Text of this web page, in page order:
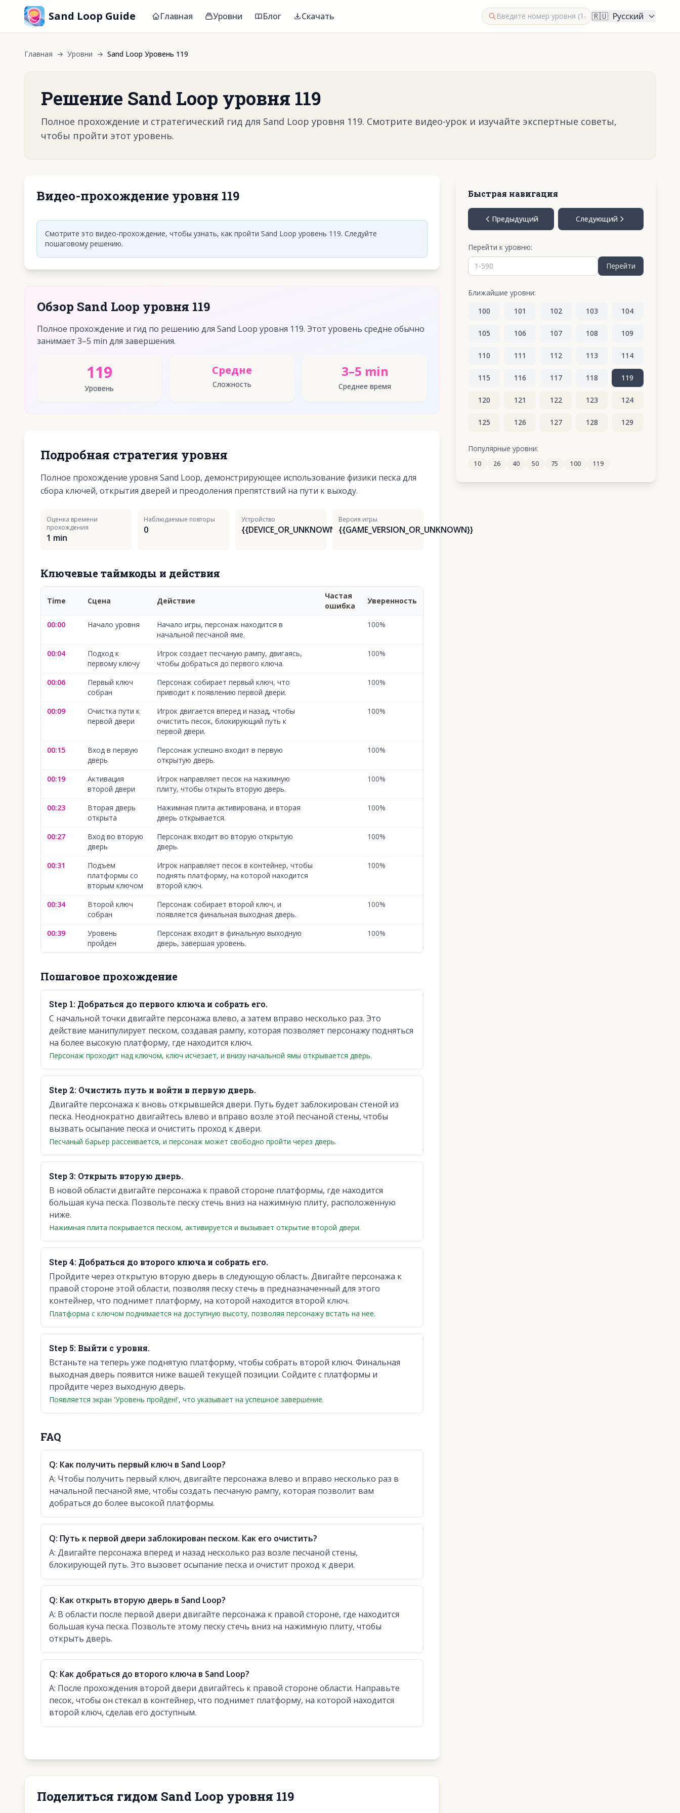
Sand Loop Guide Главная Уровни Блог Скачать 🇷🇺 Русский
Главная → Уровни → Sand Loop Уровень 119
Решение Sand Loop уровня 119
Полное прохождение и стратегический гид для Sand Loop уровня 119. Смотрите видео-урок и изучайте экспертные советы,
чтобы пройти этот уровень.
Видео-прохождение уровня 119
Нажмите, чтобы воспроизвести видео
Смотрите это видео-прохождение, чтобы узнать, как пройти Sand Loop уровень 119. Следуйте
пошаговому решению.
Обзор Sand Loop уровня 119
Полное прохождение и гид по решению для Sand Loop уровня 119. Этот уровень средне обычно
занимает 3–5 min для завершения.
119
Уровень
Средне
Сложность
3–5 min
Среднее время
Подробная стратегия уровня
Полное прохождение уровня Sand Loop, демонстрирующее использование физики песка для
сбора ключей, открытия дверей и преодоления препятствий на пути к выходу.
Оценка времени
прохождения
1 min
Наблюдаемые повторы
0
Устройство
{{DEVICE_OR_UNKNOWN}}
Версия игры
{{GAME_VERSION_OR_UNKNOWN}}
Ключевые таймкоды и действия
Time Сцена Действие
Частая
ошибка
Уверенность
00:00 Начало уровня
Начало игры, персонаж находится в
начальной песчаной яме.
100%
00:04
Подход к
первому ключу
Игрок создает песчаную рампу, двигаясь,
чтобы добраться до первого ключа.
100%
00:06
Первый ключ
собран
Персонаж собирает первый ключ, что
приводит к появлению первой двери.
100%
00:09
Очистка пути к
первой двери
Игрок двигается вперед и назад, чтобы
очистить песок, блокирующий путь к
первой двери.
100%
00:15
Вход в первую
дверь
Персонаж успешно входит в первую
открытую дверь.
100%
00:19
Активация
второй двери
Игрок направляет песок на нажимную
плиту, чтобы открыть вторую дверь.
100%
00:23
Вторая дверь
открыта
Нажимная плита активирована, и вторая
дверь открывается.
100%
00:27
Вход во вторую
дверь
Персонаж входит во вторую открытую
дверь.
100%
00:31
Подъем
платформы со
вторым ключом
Игрок направляет песок в контейнер, чтобы
поднять платформу, на которой находится
второй ключ.
100%
00:34
Второй ключ
собран
Персонаж собирает второй ключ, и
появляется финальная выходная дверь.
100%
00:39
Уровень
пройден
Персонаж входит в финальную выходную
дверь, завершая уровень.
100%
Пошаговое прохождение
Step 1: Добраться до первого ключа и собрать его.
С начальной точки двигайте персонажа влево, а затем вправо несколько раз. Это
действие манипулирует песком, создавая рампу, которая позволяет персонажу подняться
на более высокую платформу, где находится ключ.
Персонаж проходит над ключом, ключ исчезает, и внизу начальной ямы открывается дверь.
Step 2: Очистить путь и войти в первую дверь.
Двигайте персонажа к вновь открывшейся двери. Путь будет заблокирован стеной из
песка. Неоднократно двигайтесь влево и вправо возле этой песчаной стены, чтобы
вызвать осыпание песка и очистить проход к двери.
Песчаный барьер рассеивается, и персонаж может свободно пройти через дверь.
Step3: Открыть вторую дверь.
В новой области двигайте персонажа к правой стороне платформы, где находится
большая куча песка. Позвольте песку стечь вниз на нажимную плиту, расположенную
ниже.
Нажимная плита покрывается песком, активируется и вызывает открытие второй двери.
Step4: Добраться до второго ключа и собрать его.
Пройдите через открытую вторую дверь в следующую область. Двигайте персонажа к
правой стороне этой области, позволяя песку стечь в предназначенный для этого
контейнер, что поднимет платформу, на которой находится второй ключ.
Платформа с ключом поднимается на доступную высоту, позволяя персонажу встать на нее.
Step 5: Выйти с уровня.
Встаньте на теперь уже поднятую платформу, чтобы собрать второй ключ. Финальная
выходная дверь появится ниже вашей текущей позиции. Сойдите с платформы и
пройдите через выходную дверь.
Появляется экран 'Уровень пройден!', что указывает на успешное завершение.
FAQ
Q: Как получить первый ключ в Sand Loop?
A: Чтобы получить первый ключ, двигайте персонажа влево и вправо несколько раз в
начальной песчаной яме, чтобы создать песчаную рампу, которая позволит вам
добраться до более высокой платформы.
Q: Путь к первой двери заблокирован песком. Как его очистить?
A: Двигайте персонажа вперед и назад несколько раз возле песчаной стены,
блокирующей путь. Это вызовет осыпание песка и очистит проход к двери.
Q: Как открыть вторую дверь в Sand Loop?
A: В области после первой двери двигайте персонажа к правой стороне, где находится
большая куча песка. Позвольте этому песку стечь вниз на нажимную плиту, чтобы
открыть дверь.
Q: Как добраться до второго ключа в Sand Loop?
A: После прохождения второй двери двигайтесь к правой стороне области. Направьте
песок, чтобы он стекал в контейнер, что поднимет платформу, на которой находится
второй ключ, сделав его доступным.
Поделиться гидом Sand Loop уровня 119
Быстрая навигация
Предыдущий Следующий
Перейти к уровню:
Перейти
Ближайшие уровни:
100
101 102 103 104
105 106 107 108 109
110 111 112 113 114
115 116 117 118 119
120 121 122 123 124
125 126 127 128 129
135 136 137 138
Популярные уровни:
10 26 40 50 75 100 119